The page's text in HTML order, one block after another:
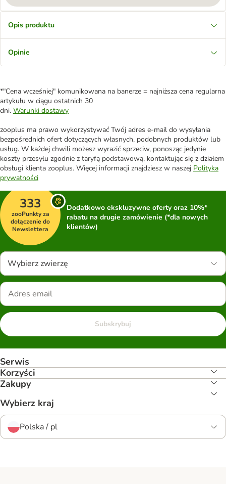
Opis produktu
Opinie
*"Cena wcześniej" komunikowana na banerze = najniższa cena regularna
artykułu w ciągu ostatnich 30
dni. Warunki dostawy
zooplus ma prawo wykorzystywać Twój adres e-mail do wysyłania
bezpośrednich ofert dotyczących własnych, podobnych produktów lub
usług. W każdej chwili możesz wyrazić sprzeciw, ponosząc jedynie
koszty przesyłu zgodnie z taryfą podstawową, kontaktując się z działem
obsługi klienta zooplus. Więcej informacji znajdziesz w naszej Polityka
prywatności
333
zooPunkty za
dołączenie do
Newslettera
Dodatkowo ekskluzywne oferty oraz 10%*
rabatu na drugie zamówienie (*dla nowych
klientów)
Wybierz zwierzę
Subskrybuj
Serwis
Korzyści
Zakupy
Wybierz kraj
Polska / pl